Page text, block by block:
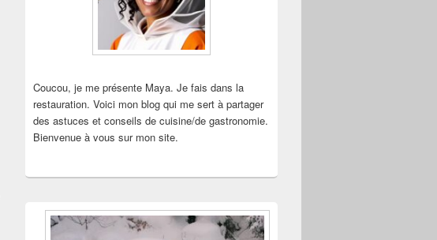
Coucou, je me présente Maya. Je fais dans la
restauration. Voici mon blog qui me sert à partager
des astuces et conseils de cuisine/de gastronomie.
Bienvenue à vous sur mon site.